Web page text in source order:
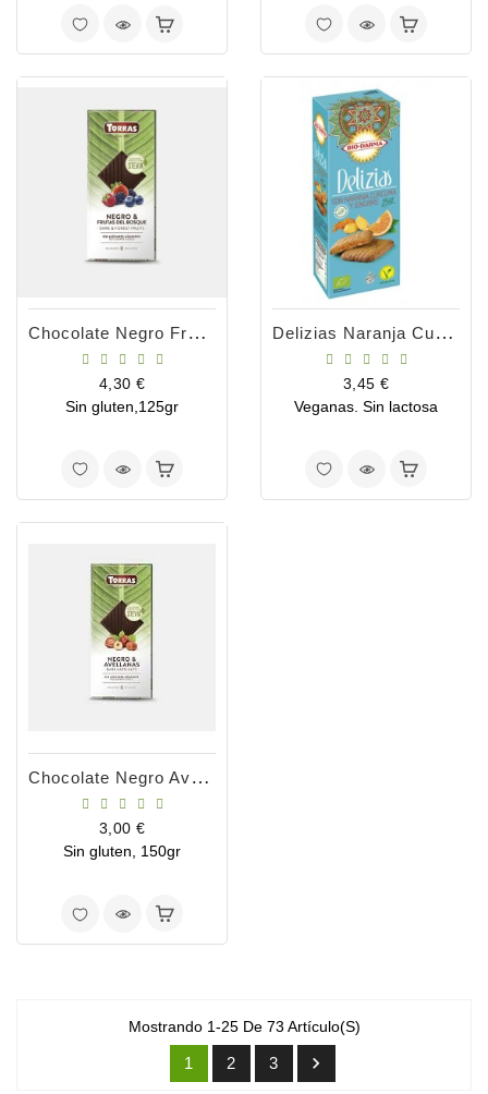
Chocolate Negro Frutas Del Bosque Stevia
Precio
4,30 €
Sin gluten,125gr
Delizias Naranja Curcuma Y Jenjibre 125g
Precio
3,45 €
Veganas. Sin lactosa
Chocolate Negro Avellanas Stevia 150gr
Precio
3,00 €
Sin gluten, 150gr
Mostrando 1-25 De 73 Artículo(s)
1 2 3 